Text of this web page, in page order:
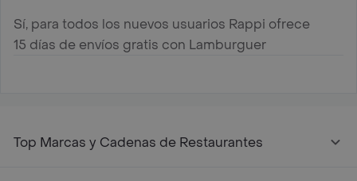
Sí, para todos los nuevos usuarios Rappi ofrece
15 días de envíos gratis con Lamburguer
Top Marcas y Cadenas de Restaurantes